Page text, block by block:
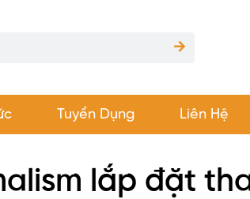
Tuyển Dụng Liên Hệ
lắp đặt